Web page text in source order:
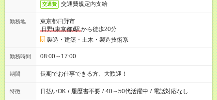
交通費 交通費規定内支給
勤務地
東京都日野市
日野(東京都)駅から徒歩20分
製造・建築・土木・製造技術系
勤務時間 08:00～17:00
期間 長期でお仕事できる方、大歓迎！
特徴 日払いOK / 履歴書不要 / 40～50代活躍中 / 電話対応なし